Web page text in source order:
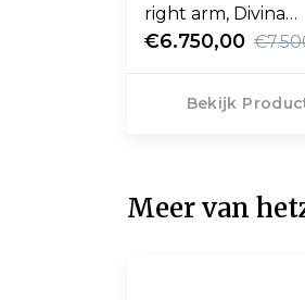
right arm, Divina
Melange 120
€6.750,00
Bekijk
Meer van